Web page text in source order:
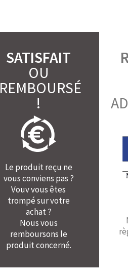
SATISFAIT
OU
REMBOURSÉ
!
Le produit reçu ne
vous conviens pas ?
Vouv vous êtes
trompé sur votre
achat ?
Nous vous
remboursons le
produit concerné.